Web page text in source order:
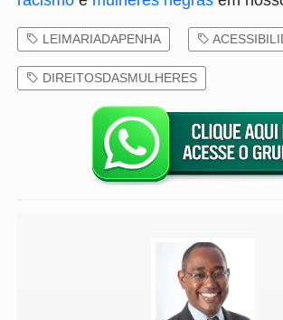
LEIMARIADAPENHA
DIREITOSDASMULHERES